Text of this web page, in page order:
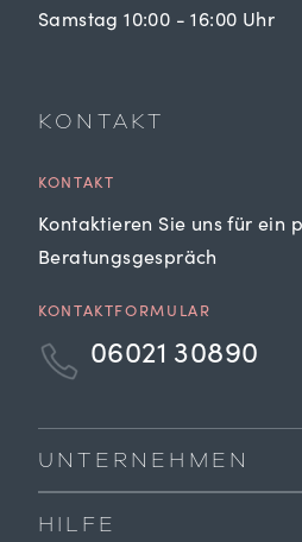
Samstag 10:00 - 16:00 Uhr
KONTAKT
KONTAKT
Kontaktieren Sie uns für ein
Beratungsgespräch
KONTAKTFORMULAR
06021 30890
UNTERNEHMEN
HILFE